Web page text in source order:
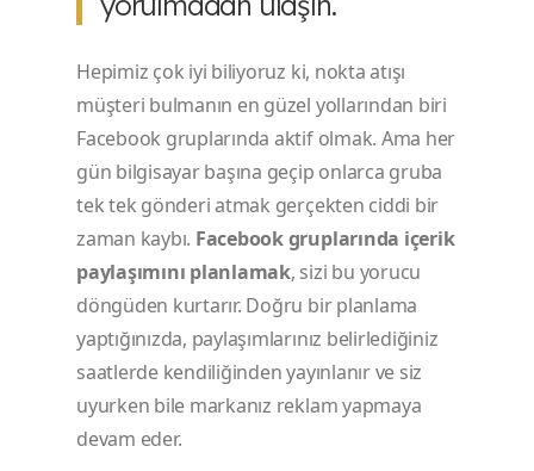
Hepimiz çok iyi biliyoruz ki, nokta atışı
müşteri bulmanın en güzel yollarından biri
Facebook gruplarında aktif olmak. Ama her
gün bilgisayar başına geçip onlarca gruba
tek tek gönderi atmak gerçekten ciddi bir
zaman kaybı. Facebook gruplarında içerik
paylaşımını planlamak, sizi bu yorucu
döngüden kurtarır. Doğru bir planlama
yaptığınızda, paylaşımlarınız belirlediğiniz
saatlerde kendiliğinden yayınlanır ve siz
uyurken bile markanız reklam yapmaya
devam eder.